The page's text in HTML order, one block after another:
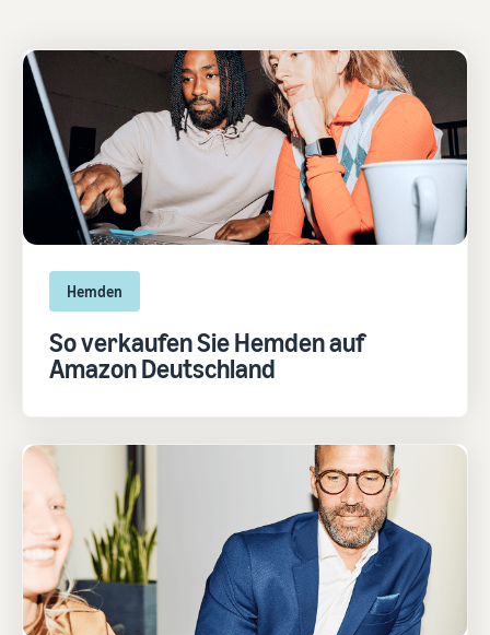
Hemden
So verkaufen Sie Hemden auf
Amazon Deutschland